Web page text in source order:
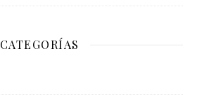
CATEGORÍAS